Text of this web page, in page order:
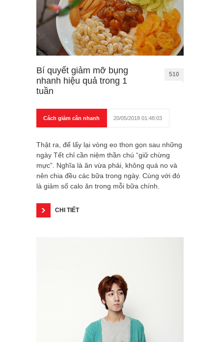
Bí quyết giảm mỡ bụng
nhanh hiệu quả trong 1
tuần
510
Cách giảm cân nhanh 20/05/2018 01:48:03
Thật ra, để lấy lại vòng eo thon gọn sau những
ngày Tết chỉ cần niệm thần chú “giữ chừng
mực”. Nghĩa là ăn vừa phải, không quá no và
nên chia đều các bữa trong ngày. Cùng với đó
là giảm số calo ăn trong mỗi bữa chính.
CHI TIẾT